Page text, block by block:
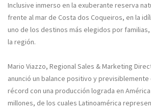
Inclusive inmerso en la exuberante reserva
frente al mar de Costa dos Coqueiros, en la
uno de los destinos más elegidos por
la región.
Mario Viazzo, Regional Sales & Marketing
anunció un balance positivo y
récord con una producción lograda en América
millones, de los cuales Latinoamérica